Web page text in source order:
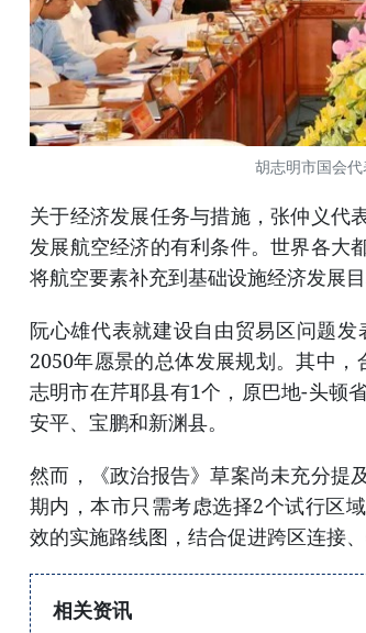
胡志明市国会代
关于经济发展任务与措施，张仲义代
发展航空经济的有利条件。世界各大
将航空要素补充到基础设施经济发展
阮心雄代表就建设自由贸易区问题
2050年愿景的总体发展规划。其中
志明市在芹耶县有1个，原巴地-头顿
安平、宝鹏和新渊县。
然而，《政治报告》草案尚未充分提
期内，本市只需考虑选择2个试行区
效的实施路线图，结合促进跨区连接
相关资讯